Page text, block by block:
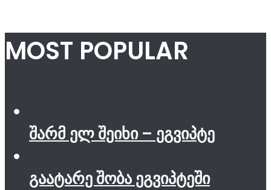
MOST POPULAR
შარმ ელ შეიხი – ეგვიპტე
გაატარე შობა ეგვიპტეში